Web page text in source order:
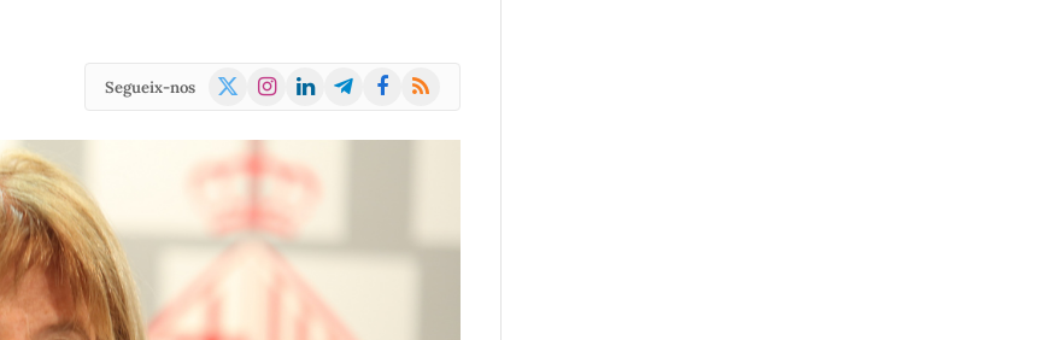
Segueix-nos
X
Instagram
LinkedInTelegramFacebook
RSS